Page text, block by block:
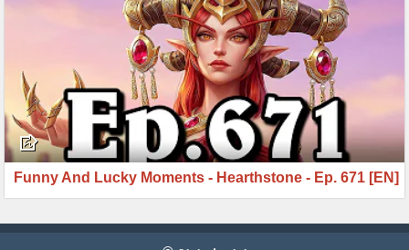
[EN] Funny And Lucky Moments - Hearthstone - Ep. 671